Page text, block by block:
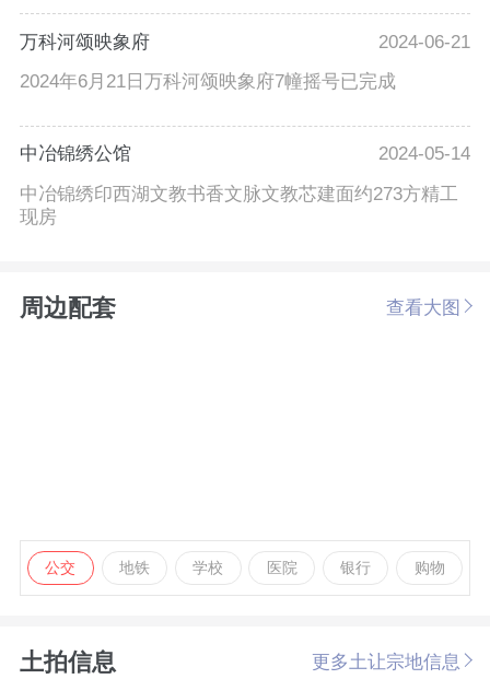
万科河颂映象府
2024-06-21
2024年6月21日万科河颂映象府7幢摇号已完成
中冶锦绣公馆
2024-05-14
中冶锦绣印西湖文教书香文脉文教芯建面约273方精工
现房
周边配套 查看大图
公交 地铁 学校 医院 银行 购物
土拍信息 更多土让宗地信息